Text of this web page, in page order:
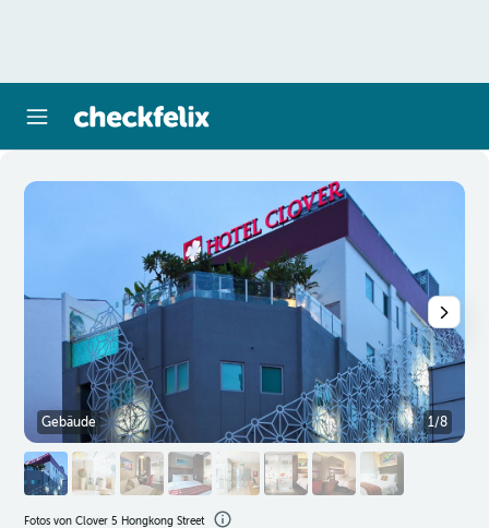
Gebäude 1/8
Fotos von Clover 5 Hongkong Street